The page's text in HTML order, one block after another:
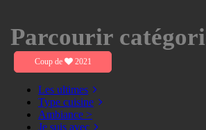
Parcourir
Coup de 2021
Les ultimes
Type cuisine
Ambiance >
Je suis avec